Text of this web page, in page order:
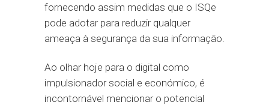
fornecendo assim medidas que o ISQe
pode adotar para reduzir qualquer
ameaça à segurança da sua informação.
Ao olhar hoje para o digital como
impulsionador social e económico, é
incontornável mencionar o potencial